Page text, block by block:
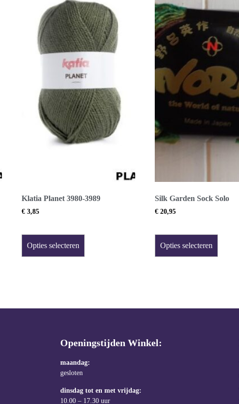
Klatia Planet 3980-3989
€3,85
Opties selecteren
Silk Garden Sock Solo
€ 20,95
Opties selecteren
Openingstijden Winkel:
maandag:
gesloten
dinsdag tot en met vrijdag:
10.00 – 17.30 uur